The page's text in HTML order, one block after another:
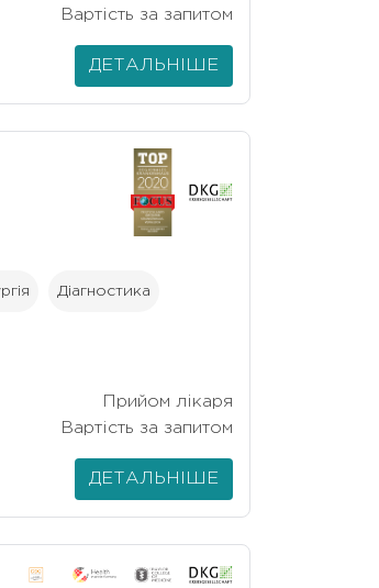
Вартість за запитом
ДЕТАЛЬНІШЕ
Діагностика
Прийом лікаря
Вартість за запитом
ДЕТАЛЬНІШЕ